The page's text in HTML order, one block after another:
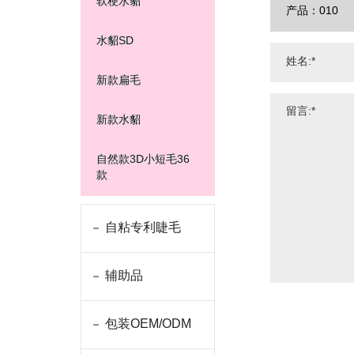
水貂SD
新款扁毛
新款水貂
自然款3D小短毛36
款
自粘专利睫毛
辅助品
包装OEM/ODM